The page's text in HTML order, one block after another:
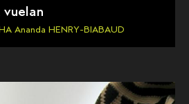
vuelan
Ananda HENRY-BIABAUD